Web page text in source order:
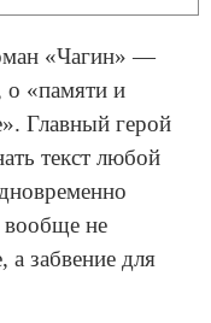
«Чагин» —
о «памяти и
Главный герой
текст любой
вообще не
а забвение для